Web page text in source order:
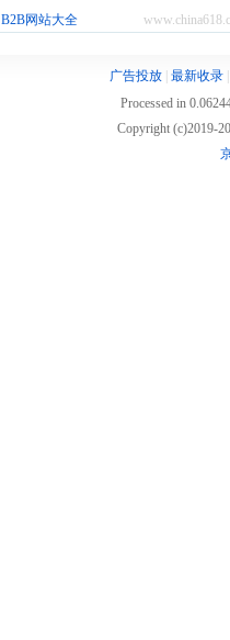
B2B网站大全
广告投放 最新收录
Processed in
Copyright (c)2019-